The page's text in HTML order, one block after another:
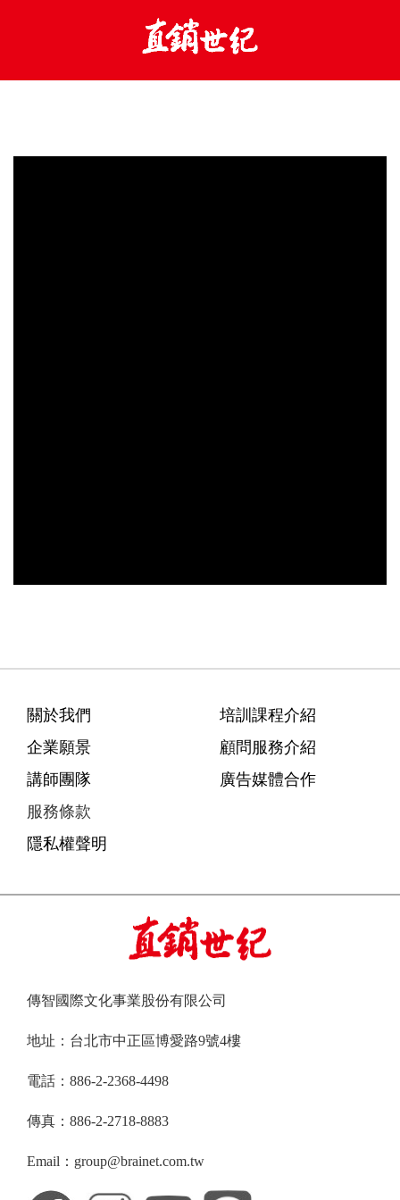
關於我們
企業願景
講師團隊
服務條款
隱私權聲明
培訓課程介紹
顧問服務介紹
廣告媒體合作
傳智國際文化事業股份有限公司
地址：台北市中正區博愛路9號4樓
電話：886-2-2368-4498
傳真：886-2-2718-8883
Email：group@brainet.com.tw